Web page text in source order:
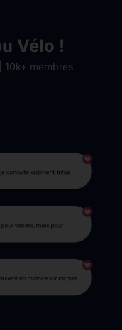
Vélo !
| 10k+ membres